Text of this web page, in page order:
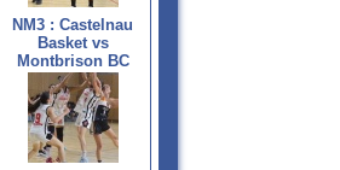
NM3 : Castelnau
Basket vs
Montbrison BC